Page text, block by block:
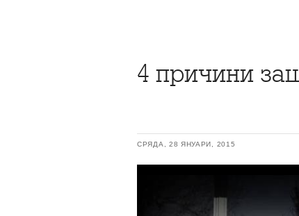
4 причини
СРЯДА, 28 ЯНУАРИ, 2015